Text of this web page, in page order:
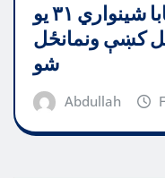
بابای غزل امیر حمزه بابا شینواري ۳۱ یو
کښې ونمانځل
شو
Abdullah